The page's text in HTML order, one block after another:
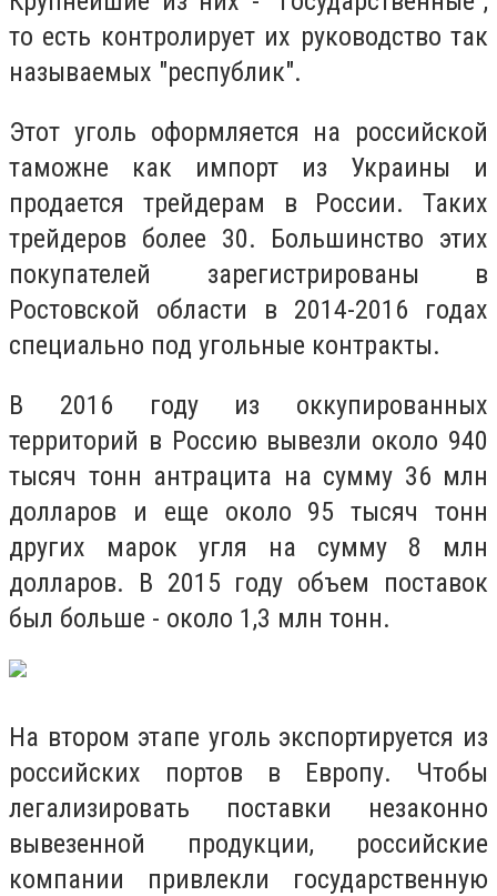
то есть контролирует их руководство так
называемых "республик".
Этот уголь оформляется на российской
таможне как импорт из Украины и
продается трейдерам в России. Таких
трейдеров более 30. Большинство этих
покупателей зарегистрированы в
Ростовской области в 2014-2016 годах
специально под угольные контракты.
В 2016 году из оккупированных
территорий в Россию вывезли около 940
тысяч тонн антрацита на сумму 36 млн
долларов и еще около 95 тысяч тонн
других марок угля на сумму 8 млн
долларов. В 2015 году объем поставок
был больше - около 1,3 млн тонн.
На втором этапе уголь экспортируется из
российских портов в Европу. Чтобы
легализировать поставки незаконно
вывезенной продукции, российские
компании привлекли государственную